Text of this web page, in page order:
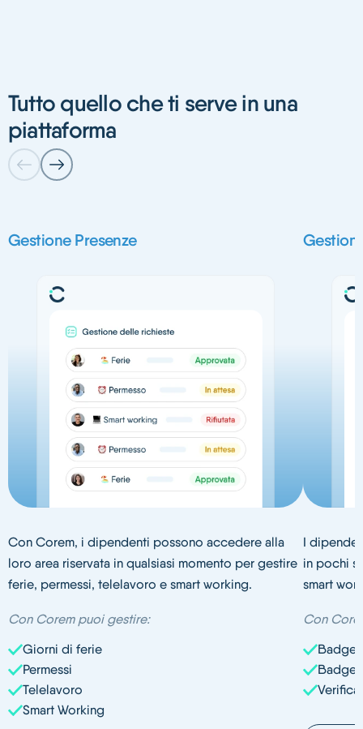
Tutto quello che ti serve in una
piattaforma
Gestione Presenze
Con Corem, i dipendenti possono accedere alla
loro area riservata in qualsiasi momento per gestire
ferie, permessi, telelavoro e smart working.
Con Corem puoi gestire:
Giorni di ferie
Permessi
Telelavoro
Smart Working
I
in pochi
smart
Con
Badge
Badge